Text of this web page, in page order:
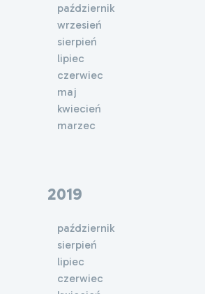
październik
wrzesień
sierpień
lipiec
czerwiec
maj
kwiecień
marzec
2019
październik
sierpień
lipiec
czerwiec